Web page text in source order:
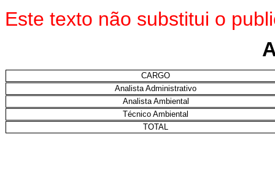
Este texto não substitui o
CARGO
Analista Administrativo
Analista Ambiental
Técnico Ambiental
TOTAL